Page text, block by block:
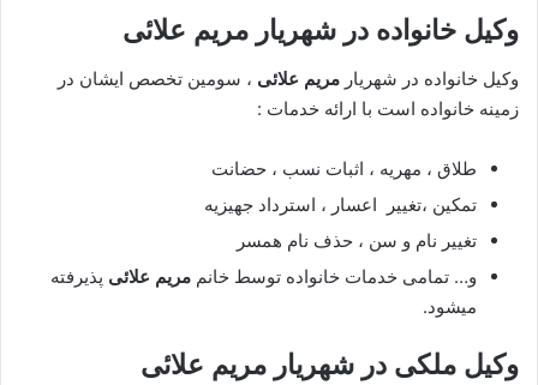
وکیل خانواده در شهریار مریم علائی
وکیل خانواده در شهریار مریم علائی ، سومین تخصص ایشان در
زمینه خانواده است با ارائه خدمات :
طلاق ، مهریه ، اثبات نسب ، حضانت
تمکین ،تغییر اعسار ، استرداد جهیزیه
تغییر نام و سن ، حذف نام همسر
و… تمامی خدمات خانواده توسط خانم مریم علائی پذیرفته
میشود.
وکیل ملکی در شهریار مریم علائی